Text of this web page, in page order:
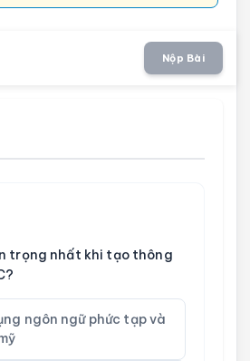
Nộp Bài
trọng nhất khi tạo thông
ngôn ngữ phức tạp và